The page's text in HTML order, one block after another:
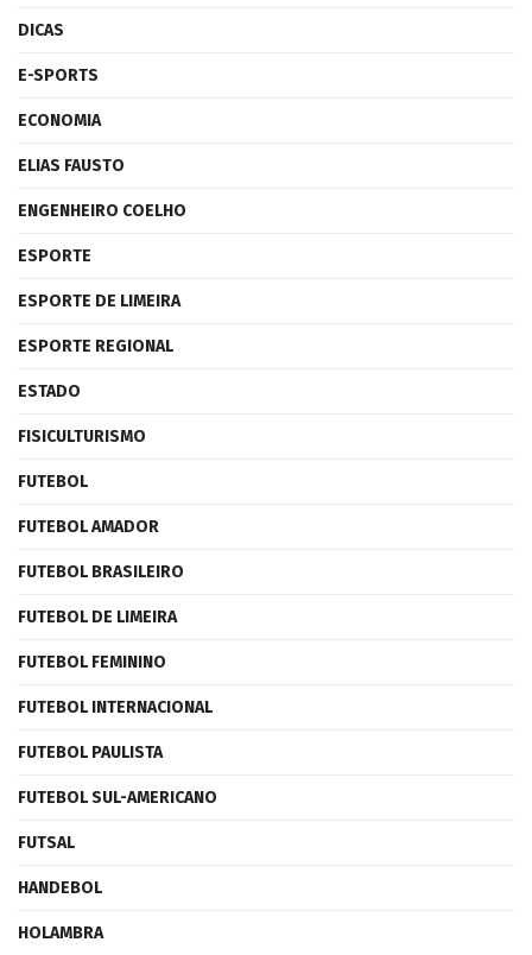
DICAS
E-SPORTS
ECONOMIA
ELIAS FAUSTO
ENGENHEIRO COELHO
ESPORTE
ESPORTE DE LIMEIRA
ESPORTE REGIONAL
ESTADO
FISICULTURISMO
FUTEBOL
FUTEBOL AMADOR
FUTEBOL BRASILEIRO
FUTEBOL DE LIMEIRA
FUTEBOL FEMININO
FUTEBOL INTERNACIONAL
FUTEBOL PAULISTA
FUTEBOL SUL-AMERICANO
FUTSAL
HANDEBOL
HOLAMBRA